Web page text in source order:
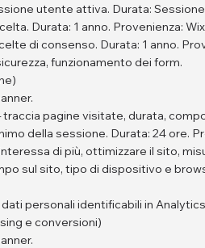
utente attiva. Durata:
Durata: 1 anno. Provenienza:
di consenso. Durata: 1 anno.
funzionamento dei form.
traccia pagine visitate, durata,
della sessione. Durata: 24 ore.
di più, ottimizzare il sito,
sul sito, tipo di dispositivo e
personali identificabili in
e conversioni)